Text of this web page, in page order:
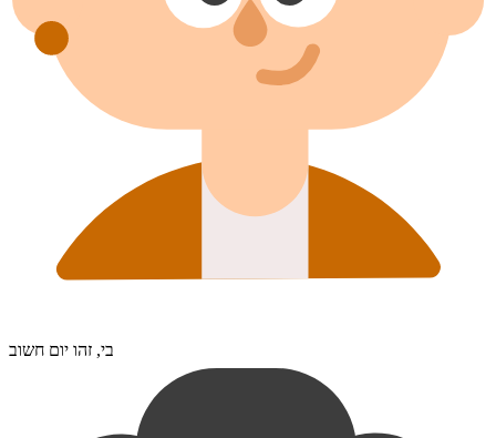
בי, זהו יום חשוב